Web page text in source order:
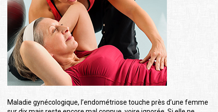
Maladie gynécologique, l’endométriose touche près d’une femme